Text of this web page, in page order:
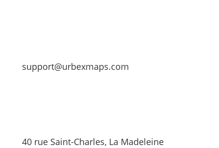
support@urbexmaps.com
40 rue Saint-Charles, La Madeleine